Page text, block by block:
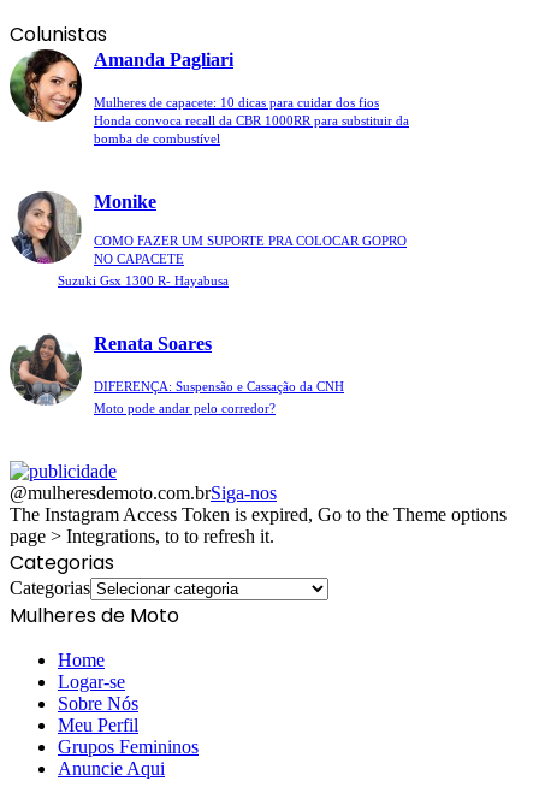
Colunistas
Amanda Pagliari
Mulheres de capacete: 10 dicas para cuidar dos fios
Honda convoca recall da CBR 1000RR para substituir da
bomba de combustível
Monike
COMO FAZER UM SUPORTE PRA COLOCAR GOPRO
NO CAPACETE
Suzuki Gsx 1300 R- Hayabusa
Renata Soares
DIFERENÇA: Suspensão e Cassação da CNH
Moto pode andar pelo corredor?
@mulheresdemoto.com.brSiga-nos
The Instagram Access Token is expired, Go to the Theme options
page > Integrations, to to refresh it.
Categorias
Categorias
Mulheres de Moto
Home
Logar-se
Sobre Nós
Meu Perfil
Grupos Femininos
Anuncie Aqui